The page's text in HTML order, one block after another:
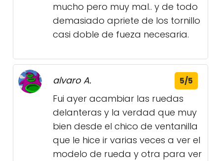
mucho pero muy mal.. y de todo
demasiado apriete de los tornillo
casi doble de fueza necesaria.
alvaro A. 5/5
Fui ayer acambiar las ruedas
delanteras y la verdad que muy
bien desde el chico de ventanilla
que le hice ir varias veces a ver el
modelo de rueda y otra para ver